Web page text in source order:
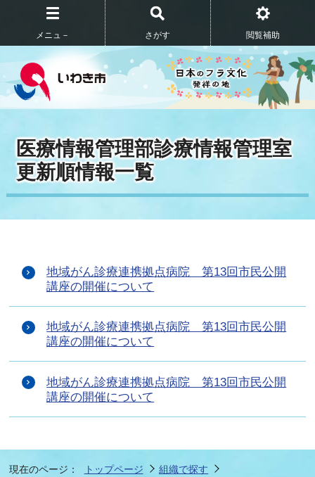
メニュ－ さがす 閲覧補助
医療情報管理部診療情報管理室
更新順情報一覧
地域がん診療連携拠点病院 第13回市民公開
講座の開催について
地域がん診療連携拠点病院 第13回市民公開
講座の開催について
地域がん診療連携拠点病院 第13回市民公開
講座の開催について
現在のページ： トップページ
組織で探す